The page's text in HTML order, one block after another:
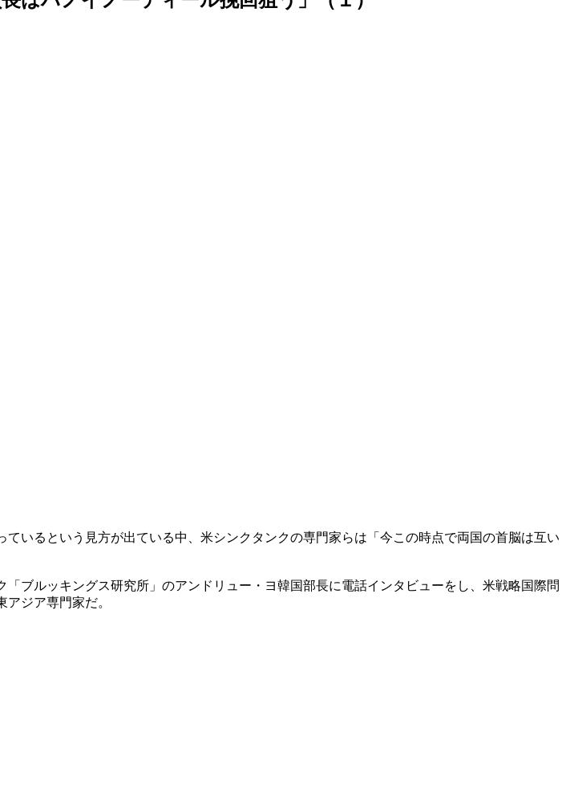
いるという見方が出ている中、米シンクタンクの専門家らは「今この時点で両国の首脳は互い
ブルッキングス研究所」のアンドリュー・ヨ韓国部長に電話インタビューをし、米戦略国際問
ジア専門家だ。